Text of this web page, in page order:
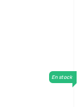
En stock